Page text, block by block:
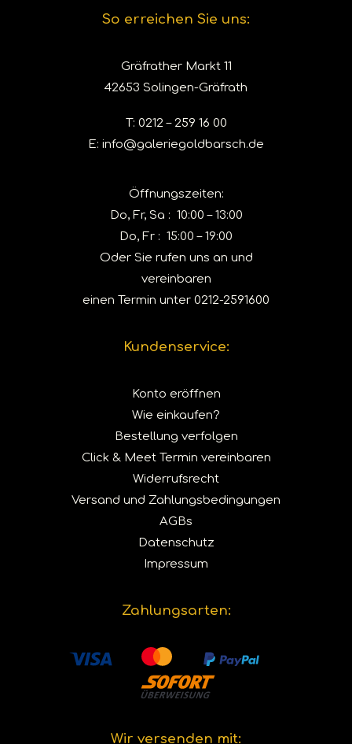
So erreichen Sie uns:
Gräfrather Markt 11
42653 Solingen-Gräfrath
T: 0212 – 259 16 00
E: info@galeriegoldbarsch.de
Öffnungszeiten:
Do, Fr, Sa : 10:00 – 13:00
Do, Fr : 15:00 – 19:00
Oder Sie rufen uns an und
vereinbaren
einen Termin unter 0212-2591600
Kundenservice:
Konto eröffnen
Wie einkaufen?
Bestellung verfolgen
Click & Meet Termin vereinbaren
Widerrufsrecht
Versand und Zahlungsbedingungen
AGBs
Datenschutz
Impressum
Zahlungsarten:
Wir versenden mit: